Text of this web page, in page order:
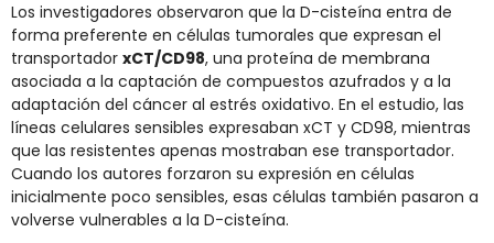
Los investigadores observaron que la D-cisteína entra de
forma preferente en células tumorales que expresan el
transportador xCT/CD98, una proteína de membrana
asociada a la captación de compuestos azufrados y a la
adaptación del cáncer al estrés oxidativo. En el estudio, las
líneas celulares sensibles expresaban xCT y CD98, mientras
que las resistentes apenas mostraban ese transportador.
Cuando los autores forzaron su expresión en células
inicialmente poco sensibles, esas células también pasaron a
volverse vulnerables a la D-cisteína.